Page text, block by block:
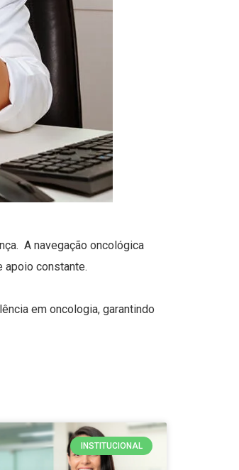
A navegação oncológica
apoio constante.
em oncologia, garantindo
INSTITUCIONAL